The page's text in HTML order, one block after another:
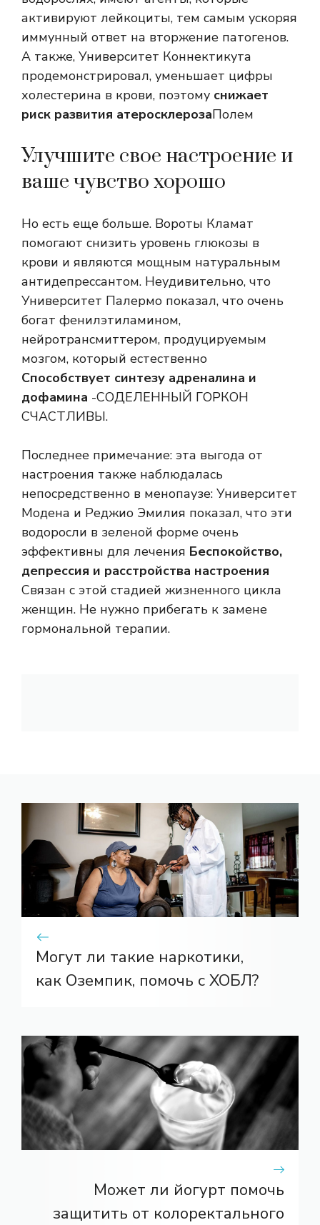
активируют лейкоциты, тем самым ускоряя
иммунный ответ на вторжение патогенов.
А также, Университет Коннектикута
продемонстрировал, уменьшает цифры
холестерина в крови, поэтому снижает
риск развития атеросклерозаПолем
Улучшите свое настроение и
ваше чувство хорошо
Но есть еще больше. Вороты Кламат
помогают снизить уровень глюкозы в
крови и являются мощным натуральным
антидепрессантом. Неудивительно, что
Университет Палермо показал, что очень
богат фенилэтиламином,
нейротрансмиттером, продуцируемым
мозгом, который естественно
Способствует синтезу адреналина и
дофамина -СОДЕЛЕННЫЙ ГОРКОН
СЧАСТЛИВЫ.
Последнее примечание: эта выгода от
настроения также наблюдалась
непосредственно в менопаузе: Университет
Модена и Реджио Эмилия показал, что эти
водоросли в зеленой форме очень
эффективны для лечения Беспокойство,
депрессия и расстройства настроения
Связан с этой стадией жизненного цикла
женщин. Не нужно прибегать к замене
гормональной терапии.
Могут ли такие наркотики,
как Оземпик, помочь с ХОБЛ?
Может ли йогурт помочь
защитить от колоректального